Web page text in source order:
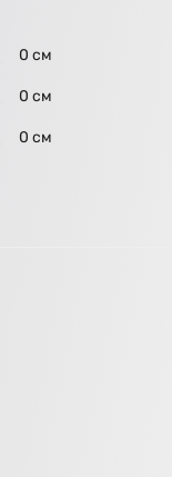
0 см
0 см
0 см